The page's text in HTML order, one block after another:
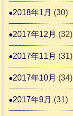
2018年1月 (30)
2017年12月 (32)
2017年11月 (31)
2017年10月 (34)
2017年9月 (31)